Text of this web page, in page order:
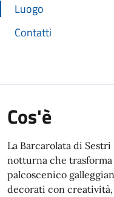
Luogo
Contatti
Cos'è
La Barcarolata di
notturna che
palcoscenico
decorati con